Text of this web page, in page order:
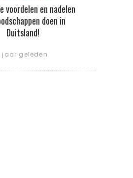
voordelen en nadelen
doen in
Duitsland!
jaar geleden